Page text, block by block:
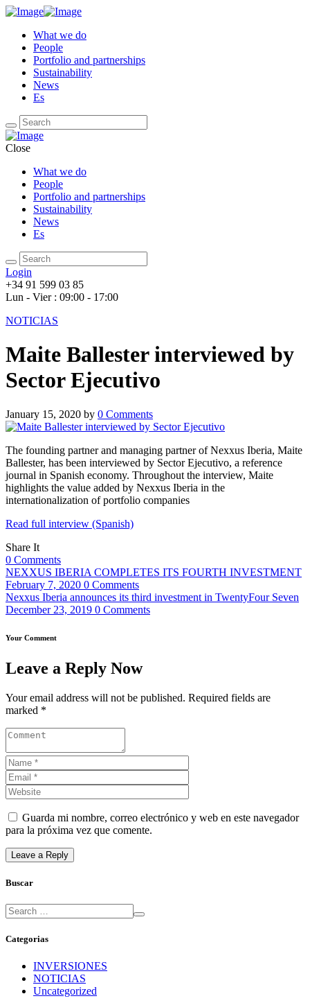
What we do
People
Portfolio and partnerships
Sustainability
News
Es
Close
What we do
People
Portfolio and partnerships
Sustainability
News
Es
Login
+34 91 599 03 85
Lun - Vier : 09:00 - 17:00
NOTICIAS
Maite Ballester interviewed by
Sector Ejecutivo
January 15, 2020 by 0 Comments
The founding partner and managing partner of Nexxus Iberia, Maite
Ballester, has been interviewed by Sector Ejecutivo, a reference
journal in Spanish economy. Throughout the interview, Maite
highlights the value added by Nexxus Iberia in the
internationalization of portfolio companies
Read full interview (Spanish)
Share It
0 Comments
NEXXUS IBERIA COMPLETES ITS FOURTH INVESTMENT
February 7, 2020 0 Comments
Nexxus Iberia announces its third investment in TwentyFour Seven
December 23, 2019 0 Comments
Your Comment
Leave a Reply Now
Your email address will not be published. Required fields are
marked *
Guarda mi nombre, correo electrónico y web en este navegador
para la próxima vez que comente.
Buscar
Categorias
INVERSIONES
NOTICIAS
Uncategorized